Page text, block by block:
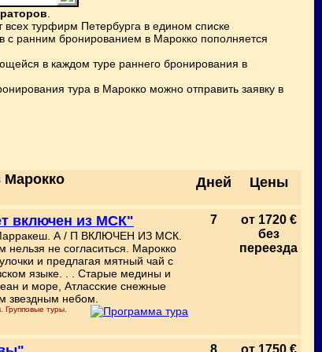
всех турфирм Петербурга в едином списке
с ранним бронированием в Марокко пополняется
в каждом туре раннего бронирования в
тура в Марокко можно отправить заявку в
Марокко
Дней Цены
включен из МСК"
А / П ВКЛЮЧЕН ИЗ МСК.
не согласиться. Марокко
и предлагая мятный чай с
языке. . . Старые медины и
и море, Атласские снежные
звездным небом.
туры.
7
от 1720 €
без
переезда
8
от 1750 €